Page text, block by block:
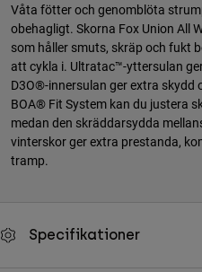
Våta fötter och genomblöta
obehagligt. Skorna Fox Union All
som håller smuts, skräp och fukt
att cykla i. Ultratac™-yttersulan
D3O®-innersulan ger extra skydd
BOA® Fit System kan du justera
medan den skräddarsydda
vinterskor ger extra prestanda,
tramp.
Specifikationer